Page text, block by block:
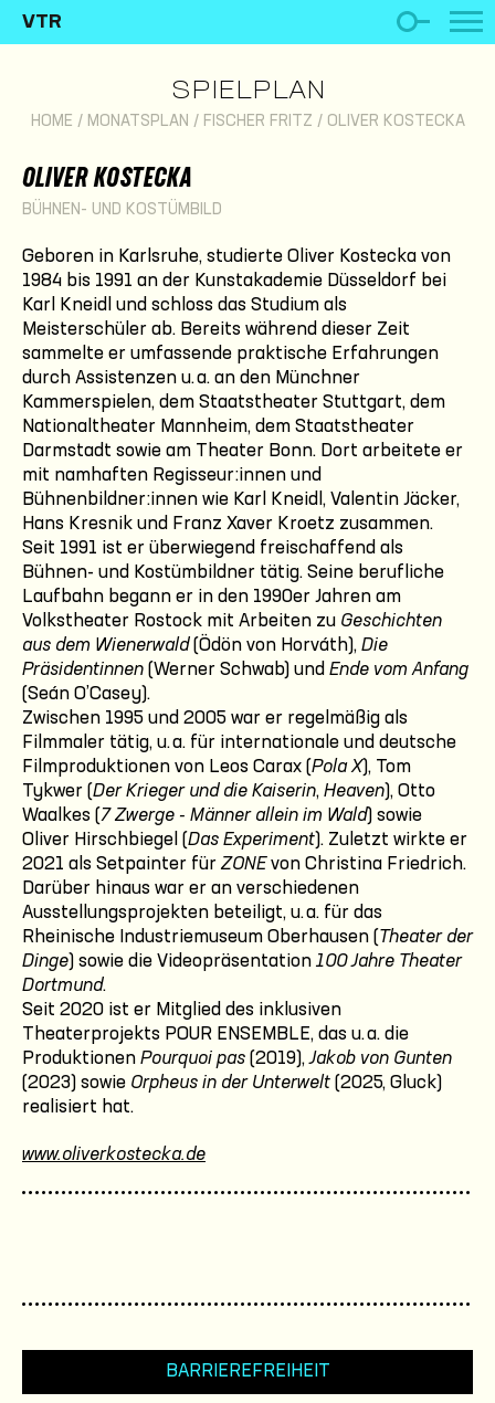
VTR
SPIELPLAN
HOME / MONATSPLAN / FISCHER FRITZ / OLIVER KOSTECKA
OLIVER KOSTECKA
BÜHNEN- UND KOSTÜMBILD
Geboren in Karlsruhe, studierte Oliver Kostecka von
1984 bis 1991 an der Kunstakademie Düsseldorf bei
Karl Kneidl und schloss das Studium als
Meisterschüler ab. Bereits während dieser Zeit
sammelte er umfassende praktische Erfahrungen
durch Assistenzen u. a. an den Münchner
Kammerspielen, dem Staatstheater Stuttgart, dem
Nationaltheater Mannheim, dem Staatstheater
Darmstadt sowie am Theater Bonn. Dort arbeitete er
mit namhaften Regisseur:innen und
Bühnenbildner:innen wie Karl Kneidl, Valentin Jäcker,
Hans Kresnik und Franz Xaver Kroetz zusammen.
Seit 1991 ist er überwiegend freischaffend als
Bühnen- und Kostümbildner tätig. Seine berufliche
Laufbahn begann er in den 1990er Jahren am
Volkstheater Rostock mit Arbeiten zu Geschichten
aus dem Wienerwald(Ödön von Horváth), Die
Präsidentinnen (Werner Schwab) und Ende vom Anfang
(Seán O’Casey).
Zwischen 1995 und 2005 war er regelmäßig als
Filmmaler tätig, u. a. für internationale und deutsche
Filmproduktionen von Leos Carax (Pola X), Tom
Tykwer (Der Krieger und die Kaiserin, Heaven), Otto
Waalkes (7 Zwerge - Männer allein im Wald) sowie
Oliver Hirschbiegel (Das Experiment). Zuletzt wirkte er
2021 als Setpainter fürZONEvon Christina Friedrich.
Darüber hinaus war er an verschiedenen
Ausstellungsprojekten beteiligt, u. a. für das
Rheinische Industriemuseum Oberhausen (Theater der
Dinge) sowie die Videopräsentation 100 Jahre Theater
Dortmund.
Seit 2020 ist er Mitglied des inklusiven
Theaterprojekts POUR ENSEMBLE, das u. a. die
Produktionen Pourquoi pas (2019),Jakob von Gunten
(2023) sowie Orpheus in der Unterwelt (2025, Gluck)
realisiert hat.
www.oliverkostecka.de
BARRIEREFREIHEIT